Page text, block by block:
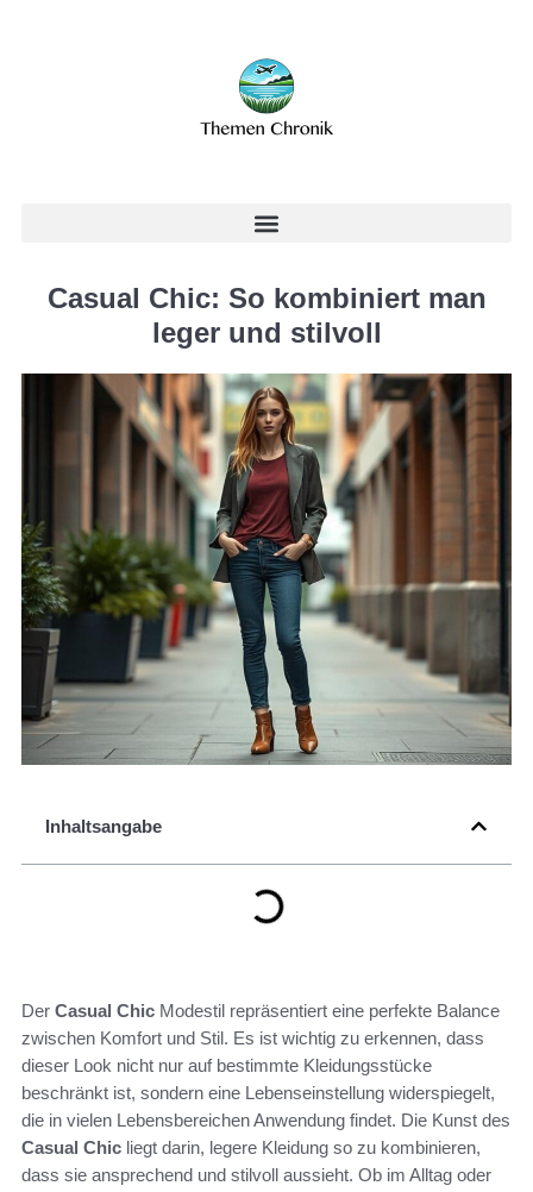
Casual Chic: So kombiniert man
leger und stilvoll
Inhaltsangabe
Der Casual Chic Modestil repräsentiert eine perfekte Balance
zwischen Komfort und Stil. Es ist wichtig zu erkennen, dass
dieser Look nicht nur auf bestimmte Kleidungsstücke
beschränkt ist, sondern eine Lebenseinstellung widerspiegelt,
die in vielen Lebensbereichen Anwendung findet. Die Kunst des
Casual Chic liegt darin, legere Kleidung so zu kombinieren,
dass sie ansprechend und stilvoll aussieht. Ob im Alltag oder